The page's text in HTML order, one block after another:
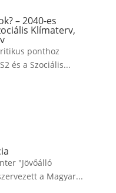
– 2040-es
Klímaterv,
ponthoz
és a Szociális...
"Jövőálló
a Magyar...